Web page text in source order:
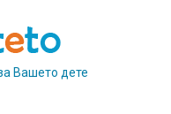
Вашето дете